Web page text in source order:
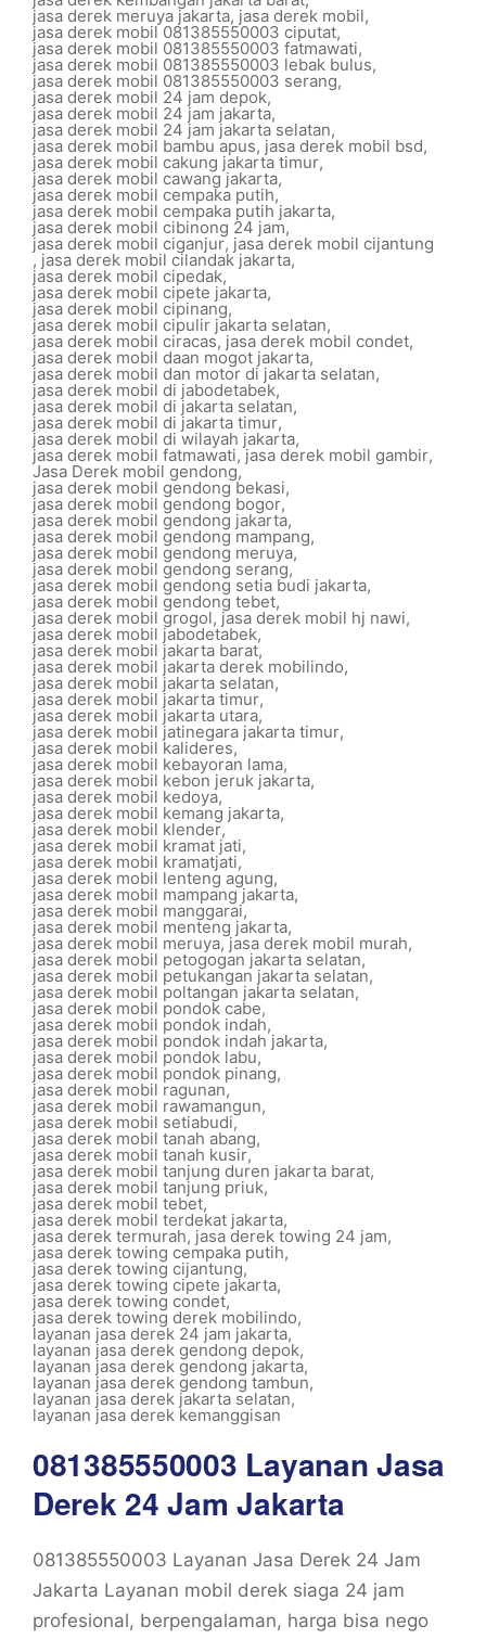
jasa derek meruya jakarta, jasa derek mobil,
jasa derek mobil 081385550003 ciputat,
jasa derek mobil 081385550003 fatmawati,
jasa derek mobil 081385550003 lebak bulus,
jasa derek mobil 081385550003 serang,
jasa derek mobil 24 jam depok,
jasa derek mobil 24 jam jakarta,
jasa derek mobil 24 jam jakarta selatan,
jasa derek mobil bambu apus, jasa derek mobil bsd,
jasa derek mobil cakung jakarta timur,
jasa derek mobil cawang jakarta,
jasa derek mobil cempaka putih,
jasa derek mobil cempaka putih jakarta,
jasa derek mobil cibinong 24 jam,
jasa derek mobil ciganjur, jasa derek mobil cijantung
, jasa derek mobil cilandak jakarta,
jasa derek mobil cipedak,
jasa derek mobil cipete jakarta,
jasa derek mobil cipinang,
jasa derek mobil cipulir jakarta selatan,
jasa derek mobil ciracas, jasa derek mobil condet,
jasa derek mobil daan mogot jakarta,
jasa derek mobil dan motor di jakarta selatan,
jasa derek mobil di jabodetabek,
jasa derek mobil di jakarta selatan,
jasa derek mobil di jakarta timur,
jasa derek mobil di wilayah jakarta,
jasa derek mobil fatmawati,jasa derek mobil gambir,
Jasa Derek mobil gendong,
jasa derek mobil gendong bekasi,
jasa derek mobil gendong bogor,
jasa derek mobil gendong jakarta,
jasa derek mobil gendong mampang,
jasa derek mobil gendong meruya,
jasa derek mobil gendong serang,
jasa derek mobil gendong setia budi jakarta,
jasa derek mobil gendong tebet,
jasa derek mobil grogol, jasa derek mobil hj nawi,
jasa derek mobil jabodetabek,
jasa derek mobil jakarta barat,
jasa derek mobil jakarta derek mobilindo,
jasa derek mobil jakarta selatan,
jasa derek mobil jakarta timur,
jasa derek mobil jakarta utara,
jasa derek mobil jatinegara jakarta timur,
jasa derek mobil kalideres,
jasa derek mobil kebayoran lama,
jasa derek mobil kebon jeruk jakarta,
jasa derek mobil kedoya,
jasa derek mobil kemang jakarta,
jasa derek mobil klender,
jasa derek mobil kramat jati,
jasa derek mobil kramatjati,
jasa derek mobil lenteng agung,
jasa derek mobil mampang jakarta,
jasa derek mobil manggarai,
jasa derek mobil menteng jakarta,
jasa derek mobil meruya,jasa derek mobil murah,
jasa derek mobil petogogan jakarta selatan,
jasa derek mobil petukangan jakarta selatan,
jasa derek mobil poltangan jakarta selatan,
jasa derek mobil pondok cabe,
jasa derek mobil pondok indah,
jasa derek mobil pondok indah jakarta,
jasa derek mobil pondok labu,
jasa derek mobil pondok pinang,
jasa derek mobil ragunan,
jasa derek mobil rawamangun,
jasa derek mobil setiabudi,
jasa derek mobil tanah abang,
jasa derek mobil tanah kusir,
jasa derek mobil tanjung duren jakarta barat,
jasa derek mobil tanjung priuk,
jasa derek mobil tebet,
jasa derek mobil terdekat jakarta,
jasa derek termurah, jasa derek towing 24 jam,
jasa derek towing cempaka putih,
jasa derek towing cijantung,
jasa derek towing cipete jakarta,
jasa derek towing condet,
jasa derek towing derek mobilindo,
layanan jasa derek 24 jam jakarta,
layanan jasa derek gendong depok,
layanan jasa derek gendong jakarta,
layanan jasa derek gendong tambun,
layanan jasa derek jakarta selatan,
layanan jasa derek kemanggisan
081385550003 Layanan Jasa
Derek 24 Jam Jakarta
081385550003 Layanan Jasa Derek 24 Jam
Jakarta Layanan mobil derek siaga 24 jam
profesional, berpengalaman, harga bisa nego